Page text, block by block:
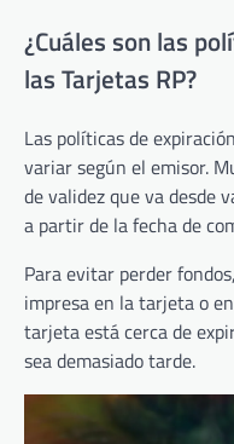
¿Cuáles son las
las Tarjetas RP?
Las políticas de
variar según el emisor.
de validez que va desde
a partir de la fecha de
Para evitar perder
impresa en la tarjeta o
tarjeta está cerca de
sea demasiado tarde.